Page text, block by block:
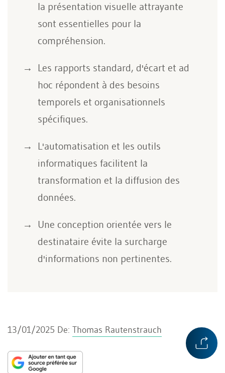
la présentation visuelle attrayante
sont essentielles pour la
compréhension.
Les rapports standard, d'écart et ad
hoc répondent à des besoins
temporels et organisationnels
spécifiques.
L'automatisation et les outils
informatiques facilitent la
transformation et la diffusion des
données.
Une conception orientée vers le
destinataire évite la surcharge
d'informations non pertinentes.
13/01/2025 De: Thomas Rautenstrauch